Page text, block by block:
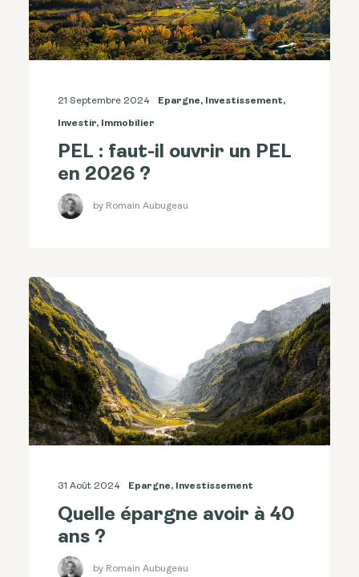
21 Septembre 2024 Epargne, Investissement,
Investir, Immobilier
PEL : faut-il ouvrir un PEL
en 2026 ?
by Romain Aubugeau
31 Août 2024 Epargne, Investissement
Quelle épargne avoir à 40
ans ?
by Romain Aubugeau